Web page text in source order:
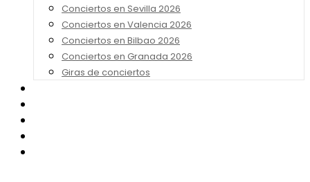
Conciertos en Sevilla 2026
Conciertos en Valencia 2026
Conciertos en Bilbao 2026
Conciertos en Granada 2026
Giras de conciertos